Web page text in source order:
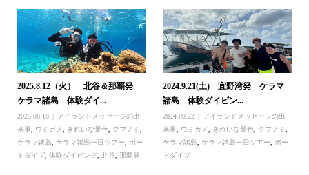
2025.8.12（火） 北谷＆那覇発
ケラマ諸島 体験ダイ...
2025.08.18
アイランドメッセージの出
来事, ウミガメ, きれいな景色, クマノミ ,
ケラマ諸島, ケラマ諸島一日ツアー, ボー
トダイブ, 体験ダイビング, 北谷, 那覇発
2024.9.21(土) 宜野湾発 ケラマ
諸島 体験ダイビン...
2024.09.22
アイランドメッセージの出
来事, ウミガメ, きれいな景色, クマノミ,
ケラマ諸島,ケラマ諸島一日ツアー,ボー
トダイブ